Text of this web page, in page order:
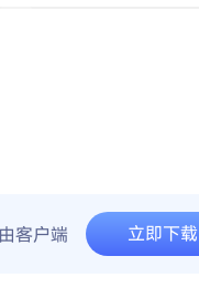
客户端 立即下载